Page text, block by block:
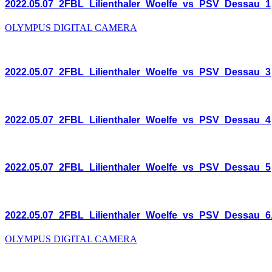
2022.05.07_2FBL_Lilienthaler_Woelfe_vs_PSV_Dessau_1
OLYMPUS DIGITAL CAMERA
2022.05.07_2FBL_Lilienthaler_Woelfe_vs_PSV_Dessau_3
2022.05.07_2FBL_Lilienthaler_Woelfe_vs_PSV_Dessau_4
2022.05.07_2FBL_Lilienthaler_Woelfe_vs_PSV_Dessau_5
OLYMPUS DIGITAL CAMERA